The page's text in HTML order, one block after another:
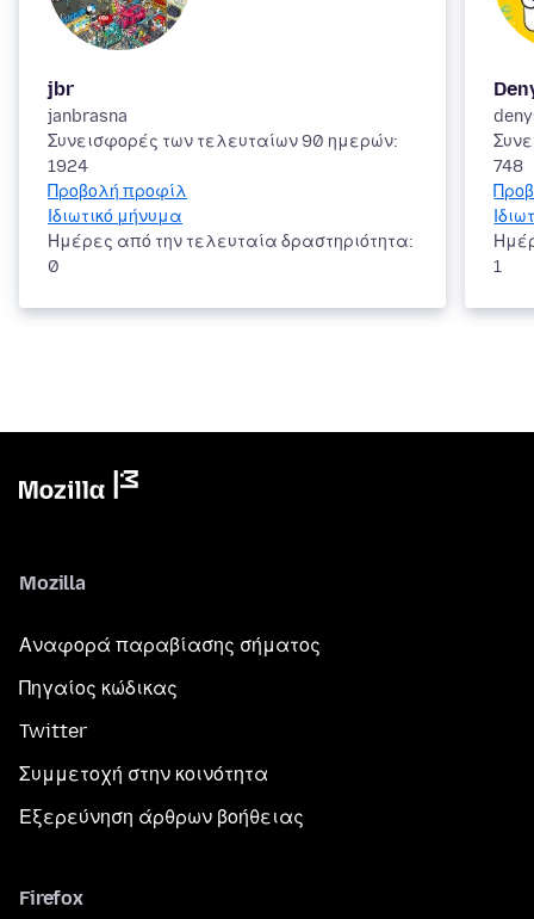
jbr
janbrasna
Συνεισφορές των τελευταίων 90 ημερών:
1924
Προβολή προφίλ
Ιδιωτικό μήνυμα
Ημέρες από την τελευταία δραστηριότητα:
0
748
1
Mozilla
Αναφορά παραβίασης σήματος
Πηγαίος κώδικας
Twitter
Συμμετοχή στην κοινότητα
Εξερεύνηση άρθρων βοήθειας
Firefox